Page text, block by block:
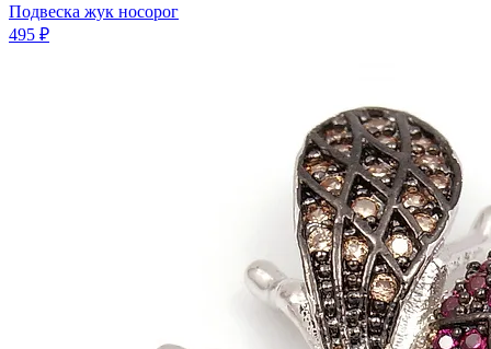
Подвеска жук носорог
495 ₽